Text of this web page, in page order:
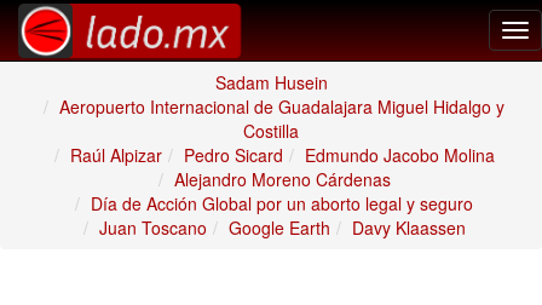
Sadam Husein
Aeropuerto Internacional de Guadalajara Miguel Hidalgo y
Costilla
Raúl Alpizar
Pedro Sicard
Edmundo Jacobo Molina
Alejandro Moreno Cárdenas
Día de Acción Global por un aborto legal y seguro
Juan Toscano
Google Earth Davy Klaassen